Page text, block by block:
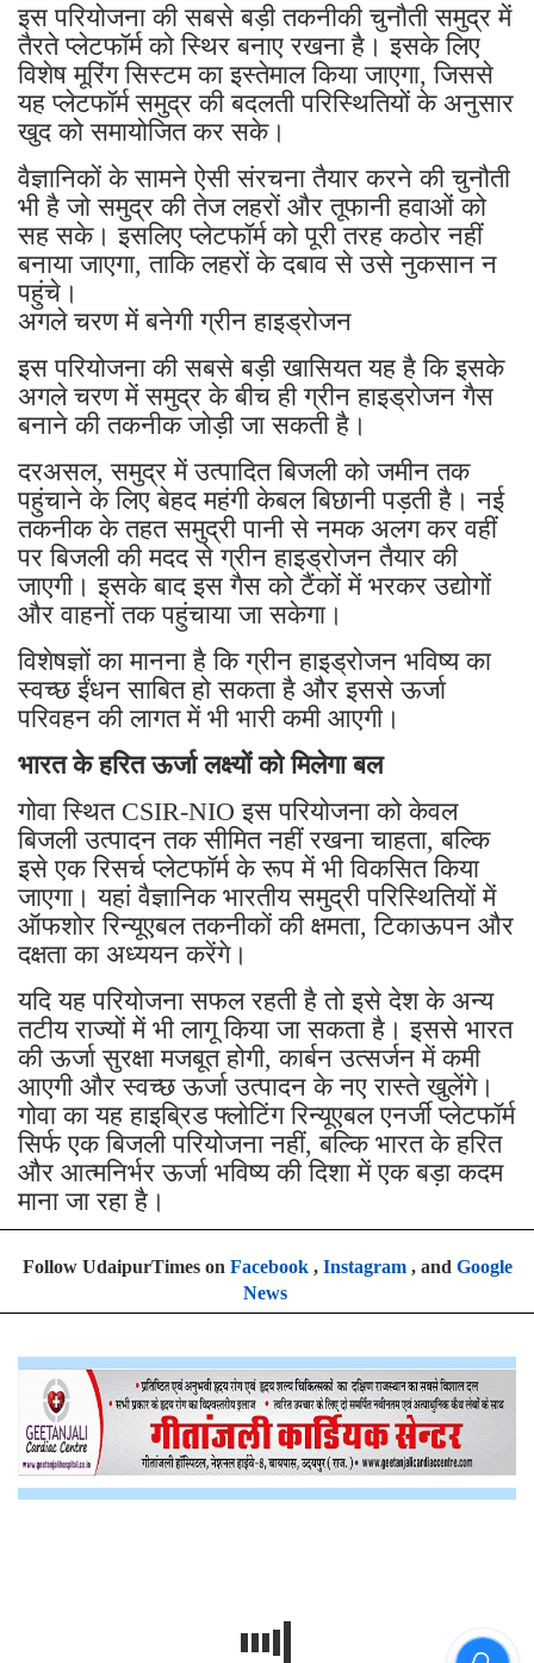
इस परियोजना की सबसे बड़ी तकनीकी चुनौती समुद्र में
तैरते प्लेटफॉर्म को स्थिर बनाए रखना है। इसके लिए
विशेष मूरिंग सिस्टम का इस्तेमाल किया जाएगा, जिससे
यह प्लेटफॉर्म समुद्र की बदलती परिस्थितियों के अनुसार
खुद को समायोजित कर सके।
वैज्ञानिकों के सामने ऐसी संरचना तैयार करने की चुनौती
भी है जो समुद्र की तेज लहरों और तूफानी हवाओं को
सह सके। इसलिए प्लेटफॉर्म को पूरी तरह कठोर नहीं
बनाया जाएगा, ताकि लहरों के दबाव से उसे नुकसान न
पहुंचे।
अगले चरण में बनेगी ग्रीन हाइड्रोजन
इस परियोजना की सबसे बड़ी खासियत यह है कि इसके
अगले चरण में समुद्र के बीच ही ग्रीन हाइड्रोजन गैस
बनाने की तकनीक जोड़ी जा सकती है।
दरअसल, समुद्र में उत्पादित बिजली को जमीन तक
पहुंचाने के लिए बेहद महंगी केबल बिछानी पड़ती है। नई
तकनीक के तहत समुद्री पानी से नमक अलग कर वहीं
पर बिजली की मदद से ग्रीन हाइड्रोजन तैयार की
जाएगी। इसके बाद इस गैस को टैंकों में भरकर उद्योगों
और वाहनों तक पहुंचाया जा सकेगा।
विशेषज्ञों का मानना है कि ग्रीन हाइड्रोजन भविष्य का
स्वच्छ ईंधन साबित हो सकता है और इससे ऊर्जा
परिवहन की लागत में भी भारी कमी आएगी।
भारत के हरित ऊर्जा लक्ष्यों को मिलेगा बल
गोवा स्थित CSIR-NIO इस परियोजना को केवल
बिजली उत्पादन तक सीमित नहीं रखना चाहता, बल्कि
इसे एक रिसर्च प्लेटफॉर्म के रूप में भी विकसित किया
जाएगा। यहां वैज्ञानिक भारतीय समुद्री परिस्थितियों में
ऑफशोर रिन्यूएबल तकनीकों की क्षमता, टिकाऊपन और
दक्षता का अध्ययन करेंगे।
यदि यह परियोजना सफल रहती है तो इसे देश के अन्य
तटीय राज्यों में भी लागू किया जा सकता है। इससे भारत
की ऊर्जा सुरक्षा मजबूत होगी, कार्बन उत्सर्जन में कमी
आएगी और स्वच्छ ऊर्जा उत्पादन के नए रास्ते खुलेंगे।
गोवा का यह हाइब्रिड फ्लोटिंग रिन्यूएबल एनर्जी प्लेटफॉर्म
सिर्फ एक बिजली परियोजना नहीं, बल्कि भारत के हरित
और आत्मनिर्भर ऊर्जा भविष्य की दिशा में एक बड़ा कदम
माना जा रहा है।
Follow UdaipurTimes on Facebook, Instagram, and Google
News